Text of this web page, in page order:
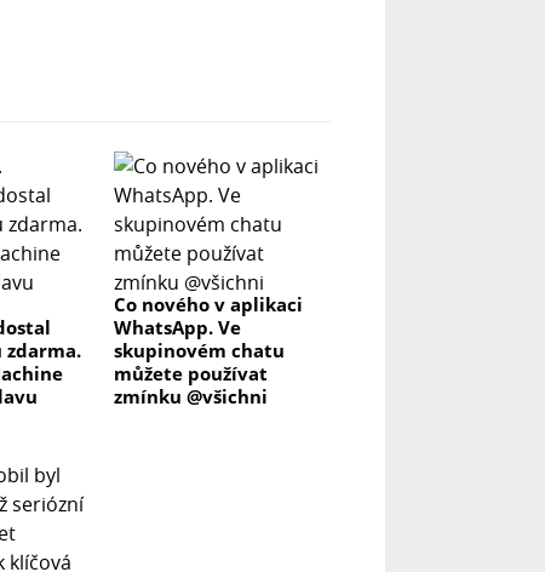
zdarma.
Co nového v aplikaci
WhatsApp. Ve
skupinovém chatu
můžete používat
zmínku @všichni